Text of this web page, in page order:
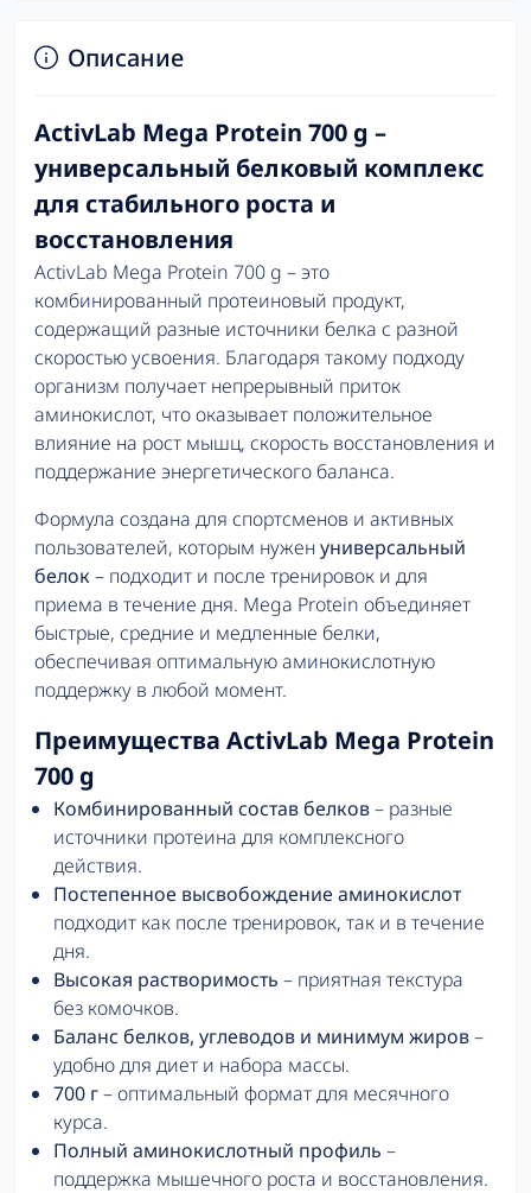
Описание
ActivLab Mega Protein 700 g –
универсальный белковый комплекс
для стабильного роста и
восстановления
ActivLab Mega Protein 700 g – это
комбинированный протеиновый продукт,
содержащий разные источники белка с разной
скоростью усвоения. Благодаря такому подходу
организм получает непрерывный приток
аминокислот, что оказывает положительное
влияние на рост мышц, скорость восстановления и
поддержание энергетического баланса.
Формула создана для спортсменов и активных
пользователей, которым нужен универсальный
белок– подходит и после тренировок и для
приема в течение дня. Mega Protein объединяет
быстрые, средние и медленные белки,
обеспечивая оптимальную аминокислотную
поддержку в любой момент.
Преимущества ActivLab Mega Protein
700 g
Комбинированный состав белков– разные
источники протеина для комплексного
действия.
Постепенное высвобождение аминокислот
подходит как после тренировок, так и в течение
дня.
Высокая растворимость – приятная текстура
без комочков.
Баланс белков, углеводов и минимум жиров–
удобно для диет и набора массы.
700 г– оптимальный формат для месячного
курса.
Полный аминокислотный профиль –
поддержка мышечного роста и восстановления.